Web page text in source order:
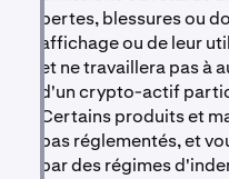
de l'exécution.
pertes, blessures ou
affichage ou de leur
et ne travaillera pas à
d'un crypto-actif
Certains produits et
pas réglementés, et
par des régimes